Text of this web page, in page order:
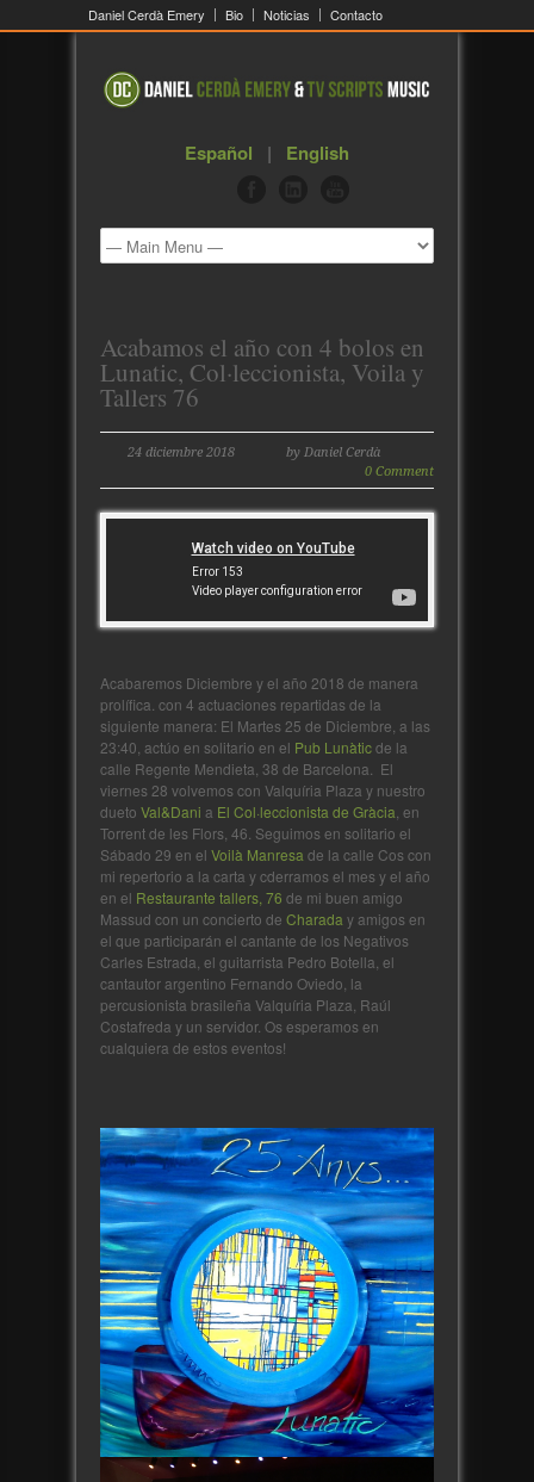
Daniel Cerdà Emery Bio Noticias Contacto
Español | English
Acabamos el año con 4 bolos en
Lunatic, Col·leccionista, Voila y
Tallers 76
24 diciembre 2018
by Daniel Cerdà
0 Comment
Acabaremos Diciembre y el año 2018 de manera
prolífica. con 4 actuaciones repartidas de la
siguiente manera: El Martes 25 de Diciembre, a las
23:40, actúo en solitario en el Pub Lunàticde la
calle Regente Mendieta, 38 de Barcelona. El
viernes 28 volvemos con Valquíria Plaza y nuestro
dueto Val&Dani a El Col·leccionista de Gràcia , en
Torrent de les Flors, 46. Seguimos en solitario el
Sábado 29 en el Voilà Manresa de la calle Cos con
mi repertorio a la carta y cderramos el mes y el año
en el Restaurante tallers, 76 de mi buen amigo
Massud con un concierto de Charada y amigos en
el que participarán el cantante de los Negativos
Carles Estrada, el guitarrista Pedro Botella, el
cantautor argentino Fernando Oviedo, la
percusionista brasileña Valquíria Plaza, Raúl
Costafreda y un servidor. Os esperamos en
cualquiera de estos eventos!